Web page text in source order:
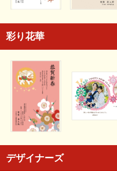
彩り花華
デザイナーズ